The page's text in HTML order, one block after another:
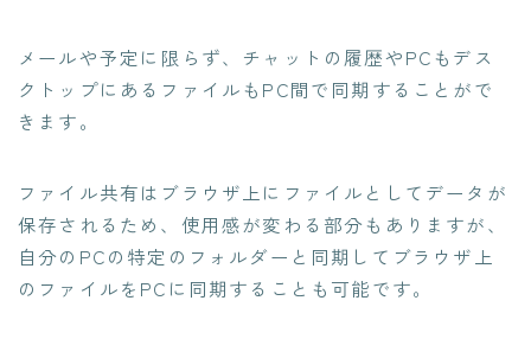
教師データ作成代行サービス
DX物流 AGF・AMR
BLOG
RECRUIT
メールや予定に限らず、チャットの履歴やPCもデス
クトップにあるファイルもPC間で同期することがで
きます。​
ファイル共有はブラウザ上に​ファイルとしてデータが
保存されるため、​使用感が変わる部分もありますが、​
自分のPCの特定のフォルダーと同期して​ブラウザ上
のファイルをPCに同期することも​可能です。​